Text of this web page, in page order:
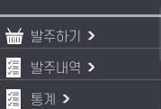
발주하기
발주내역
통계